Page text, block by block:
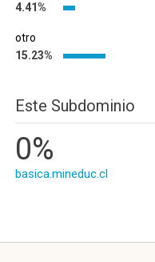
4.41%
otro
15.23%
Este Subdominio
0%
basica.mineduc.cl